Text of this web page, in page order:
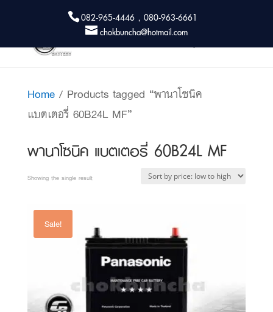
082-965-4446 , 080-963-6661
chokbuncha@hotmail.com
Home/ Products tagged “พานาโซนิค
แบตเตอรี่ 60B24L MF”
พานาโซนิค แบตเตอรี่ 60B24L MF
Showing the single result
Sale!